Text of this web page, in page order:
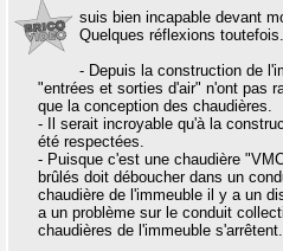
suis bien incapable devant
Quelques réflexions
- Depuis la construction de
"entrées et sorties d'air" n'ont pas
que la conception des chaudières.
- Il serait incroyable qu'à la
été respectées.
- Puisque c'est une chaudière
brûlés doit déboucher dans un
chaudière de l'immeuble il y a un
a un problème sur le conduit
chaudières de l'immeuble s'arrêtent.